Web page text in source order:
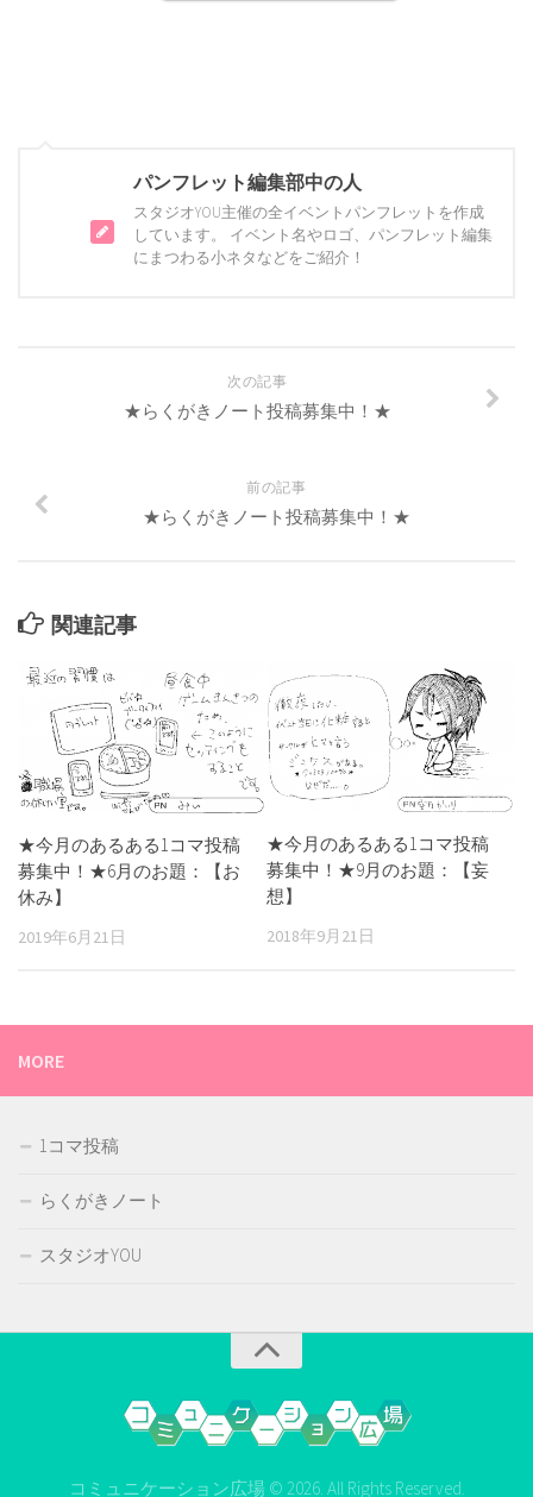
パンフレット編集部中の人
スタジオYOU主催の全イベントパンフレットを作成
しています。 イベント名やロゴ、パンフレット編集
にまつわる小ネタなどをご紹介！
次の記事
★らくがきノート投稿募集中！★
前の記事
★らくがきノート投稿募集中！★
関連記事
★今月のあるある1コマ投稿
募集中！★6月のお題：【お
休み】
2019年6月21日
★今月のあるある1コマ投稿
募集中！★9月のお題：【妄
想】
2018年9月21日
MORE
1コマ投稿
らくがきノート
スタジオYOU
コミュニケーション広場 © 2026. All Rights Reserved.